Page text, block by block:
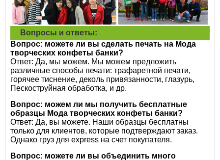
Вопросы и ответы:
Вопрос: можете ли вы сделать печать на Мода
творческих конфеты банки?
Ответ: Да, мы можем. Мы можем предложить
различные способы печати: трафаретной печати,
горячее тиснение, деколь привязанности, глазурь,
Пескоструйная обработка, и др.
Вопрос: можем ли мы получить бесплатные
образцы Мода творческих конфеты банки?
Ответ: Да, вы можете. Наши образцы бесплатны
только для клиентов, которые подтверждают заказ.
Однако груз для express на счет покупателя.
Вопрос: можете ли вы объединить много